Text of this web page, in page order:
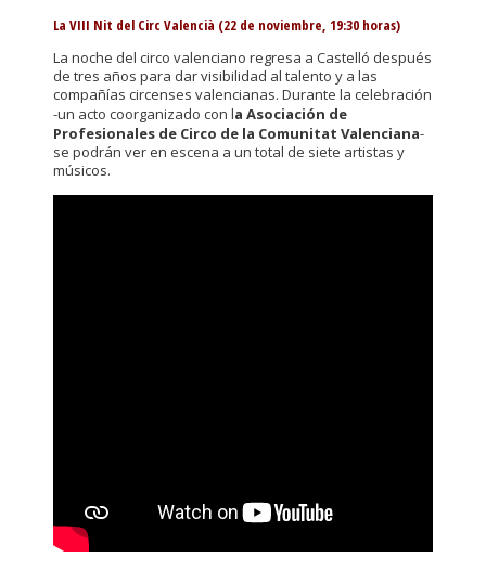
La VIII Nit del Circ Valencià (22 de noviembre, 19:30 horas)
La noche del circo valenciano regresa a Castelló después
de tres años para dar visibilidad al talento y a las
compañías circenses valencianas. Durante la celebración
-un acto coorganizado con la Asociación de
Profesionales de Circo de la Comunitat Valenciana-
se podrán ver en escena a un total de siete artistas y
músicos.